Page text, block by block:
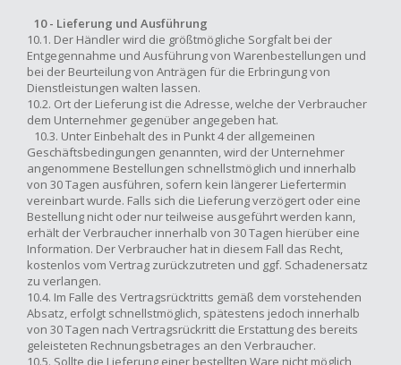
10 - Lieferung und Ausführung
10.1. Der Händler wird die größtmögliche Sorgfalt bei der
Entgegennahme und Ausführung von Warenbestellungen und
bei der Beurteilung von Anträgen für die Erbringung von
Dienstleistungen walten lassen.
10.2. Ort der Lieferung ist die Adresse, welche der Verbraucher
dem Unternehmer gegenüber angegeben hat.
10.3. Unter Einbehalt des in Punkt 4 der allgemeinen
Geschäftsbedingungen genannten, wird der Unternehmer
angenommene Bestellungen schnellstmöglich und innerhalb
von 30 Tagen ausführen, sofern kein längerer Liefertermin
vereinbart wurde. Falls sich die Lieferung verzögert oder eine
Bestellung nicht oder nur teilweise ausgeführt werden kann,
erhält der Verbraucher innerhalb von 30 Tagen hierüber eine
Information. Der Verbraucher hat in diesem Fall das Recht,
kostenlos vom Vertrag zurückzutreten und ggf. Schadenersatz
zu verlangen.
10.4. Im Falle des Vertragsrücktritts gemäß dem vorstehenden
Absatz, erfolgt schnellstmöglich, spätestens jedoch innerhalb
von 30 Tagen nach Vertragsrückritt die Erstattung des bereits
geleisteten Rechnungsbetrages an den Verbraucher.
10.5. Sollte die Lieferung einer bestellten Ware nicht möglich